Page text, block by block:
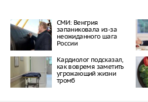
СМИ: Венгрия
запаниковала из-за
неожиданного шага
России
Кардиолог подсказал,
как вовремя заметить
угрожающий жизни
тромб